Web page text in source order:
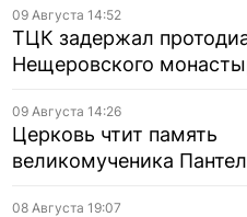
09 Августа 14:52
ТЦК задержал
Нещеровского
09 Августа 14:26
Церковь чтит память
великомученика
08 Августа 19:07